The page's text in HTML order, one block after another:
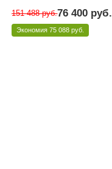
Под заказ 10 дней
Арт.: VEN-CM4T1-5-SET Dray
151 488руб.76 400 руб.
Экономия75 088 руб.